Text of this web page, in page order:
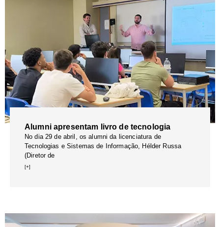
Alumni apresentam livro de tecnologia
No dia 29 de abril, os alumni da licenciatura de
Tecnologias e Sistemas de Informação, Hélder Russa
(Diretor de
[+]